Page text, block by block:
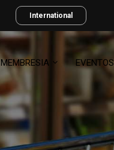
International
MEMBRESIA EVENTOS